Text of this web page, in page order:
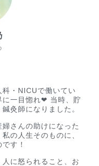
・NICUで働いてい
に一目惚れ❤︎ 当時、貯
灸師になりました。
さんの助けになった
の人生そのものに、
す！
に怒られること、お